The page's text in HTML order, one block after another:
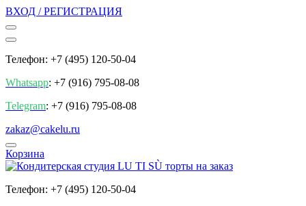
ВХОД / РЕГИСТРАЦИЯ
Телефон: +7 (495) 120-50-04
Whatsapp: +7 (916) 795-08-08
Telegram: +7 (916) 795-08-08
zakaz@cakelu.ru
Корзина
Телефон: +7 (495) 120-50-04